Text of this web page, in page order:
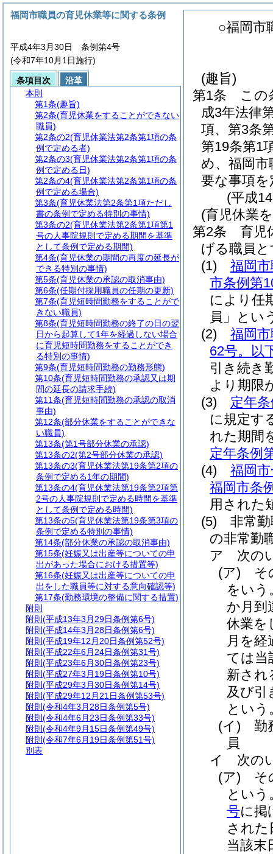
○福岡市
(趣旨)
第1条
この
成3年法律
項、第3条
第19条第1
め、福岡市
要な事項
(平成
(育児休業
第2条
育児
げる職員
(1)
福岡
市条例第
により任
員」とい
(2)
福岡
62号。以
引き続き
より期限
(3)
定年
に規定す
れた期間
定年条例
(4)
福岡
福岡市条
用された
(5)
非常
の非常勤
ア
次の
(ア)
そ
をいう
か月到
休業を
月を経
ては当
新され
及び引
という
(イ)
勤
員
イ
次の
(ア)
そ
という
号に掲
された
当該末
福岡市職員の育児休業等に関する条例
平成4年3月30日 条例第4号
(令和7年10月1日施行)
条項目次
沿革
本則
第1条(趣旨)
第2条(育児休業をすることができない
職員)
第2条の2(育児休業法第2条第1項の条
例で定める者)
第2条の3(育児休業法第2条第1項の条
例で定める日)
第2条の4(育児休業法第2条第1項の条
例で定める場合)
第3条(育児休業法第2条第1項ただし
書の条例で定める特別の事情)
第3条の2(育児休業法第2条第1項第1
号の人事院規則で定める期間を基準
として条例で定める期間)
第4条(育児休業の期間の再度の延長が
できる特別の事情)
第5条(育児休業の承認の取消事由)
第6条(任期付採用職員の任期の更新)
第7条(育児短時間勤務をすることがで
きない職員)
第8条(育児短時間勤務の終了の日の翌
日から起算して1年を経過しない場合
に育児短時間勤務をすることができ
る特別の事情)
第9条(育児短時間勤務の勤務形態)
第10条(育児短時間勤務の承認又は期
間の延長の請求手続)
第11条(育児短時間勤務の承認の取消
事由)
第12条(部分休業をすることができな
い職員)
第13条(第1号部分休業の承認)
第13条の2(第2号部分休業の承認)
第13条の3(育児休業法第19条第2項の
条例で定める1年の期間)
第13条の4(育児休業法第19条第2項第
2号の人事院規則で定める時間を基準
として条例で定める時間)
第13条の5(育児休業法第19条第3項の
条例で定める特別の事情)
第14条(部分休業の承認の取消事由)
第15条(妊娠又は出産等についての申
出があった場合における措置等)
第16条(妊娠又は出産等についての申
出をした職員等に対する意向確認等)
第17条(勤務環境の整備に関する措置)
附則
附則 (平成13年3月29日条例第6号)
附則 (平成14年3月28日条例第6号)
附則 (平成19年12月20日条例第52号)
附則 (平成22年6月24日条例第31号)
附則 (平成23年6月30日条例第23号)
附則 (平成27年3月19日条例第10号)
附則 (平成29年3月30日条例第14号)
附則 (平成29年12月21日条例第53号)
附則 (令和4年3月28日条例第5号)
附則 (令和4年6月23日条例第33号)
附則 (令和4年9月15日条例第49号)
附則 (令和7年6月19日条例第51号)
別表